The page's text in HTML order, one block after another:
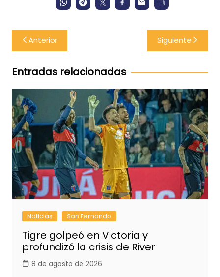
Navegación
de
entradas
Anterior Siguiente
Entradas relacionadas
Noticias San Fernando
Tigre golpeó en Victoria y
profundizó la crisis de River
8 de agosto de 2026